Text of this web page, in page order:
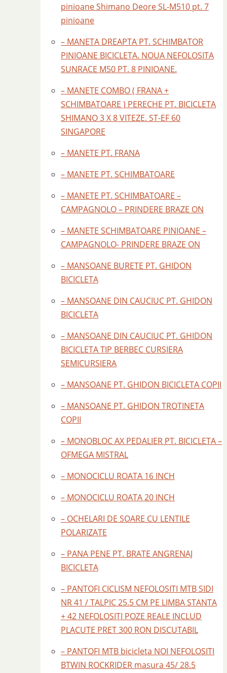
pinioane Shimano Deore SL-M510 pt. 7
pinioane
– MANETA DREAPTA PT. SCHIMBATOR
PINIOANE BICICLETA. NOUA NEFOLOSITA
SUNRACE M50 PT. 8 PINIOANE.
– MANETE COMBO ( FRANA +
SCHIMBATOARE ) PERECHE PT. BICICLETA
SHIMANO 3 X 8 VITEZE. ST-EF 60
SINGAPORE
– MANETE PT. FRANA
– MANETE PT. SCHIMBATOARE
– MANETE PT. SCHIMBATOARE –
CAMPAGNOLO – PRINDERE BRAZE ON
– MANETE SCHIMBATOARE PINIOANE –
CAMPAGNOLO- PRINDERE BRAZE ON
– MANSOANE BURETE PT. GHIDON
BICICLETA
– MANSOANE DIN CAUCIUC PT. GHIDON
BICICLETA
– MANSOANE DIN CAUCIUC PT. GHIDON
BICICLETA TIP BERBEC CURSIERA
SEMICURSIERA
– MANSOANE PT. GHIDON BICICLETA COPII
– MANSOANE PT. GHIDON TROTINETA
COPII
– MONOBLOC AX PEDALIER PT. BICICLETA –
OFMEGA MISTRAL
– MONOCICLU ROATA 16 INCH
– MONOCICLU ROATA 20 INCH
– OCHELARI DE SOARE CU LENTILE
POLARIZATE
– PANA PENE PT. BRATE ANGRENAJ
BICICLETA
– PANTOFI CICLISM NEFOLOSITI MTB SIDI
NR 41 / TALPIC 25.5 CM PE LIMBA STANTA
+ 42 NEFOLOSITI POZE REALE INCLUD
PLACUTE PRET 300 RON DISCUTABIL
– PANTOFI MTB bicicleta NOI NEFOLOSITI
BTWIN ROCKRIDER masura 45/ 28.5